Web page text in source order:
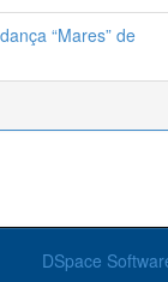
“Mares” de
DSpace